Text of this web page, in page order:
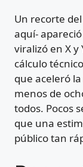
Un recorte
aquí-
viralizó en X y
cálculo
que aceleró
menos de
todos. Pocos
que una
público tan